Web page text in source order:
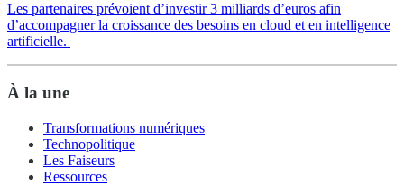
Les partenaires prévoient d’investir 3 milliards d’euros afin
d’accompagner la croissance des besoins en cloud et en intelligence
artificielle.
À la une
Transformations numériques
Technopolitique
Les Faiseurs
Ressources